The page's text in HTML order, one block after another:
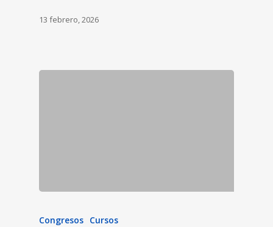
13 febrero, 2026
Congresos Cursos